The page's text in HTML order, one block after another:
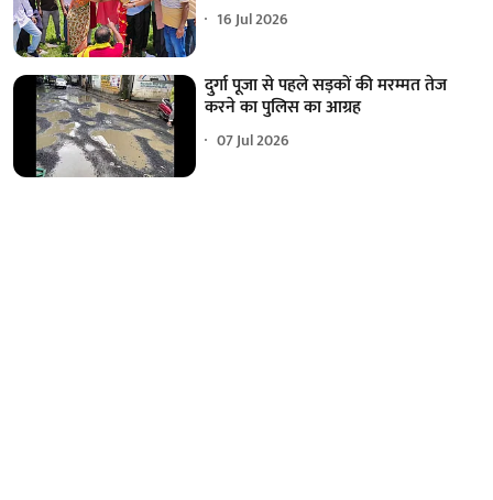
16 Jul 2026
दुर्गा पूजा से पहले सड़कों की मरम्मत तेज
करने का पुलिस का आग्रह
07 Jul 2026